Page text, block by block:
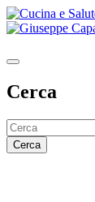
Cerca
Cerca